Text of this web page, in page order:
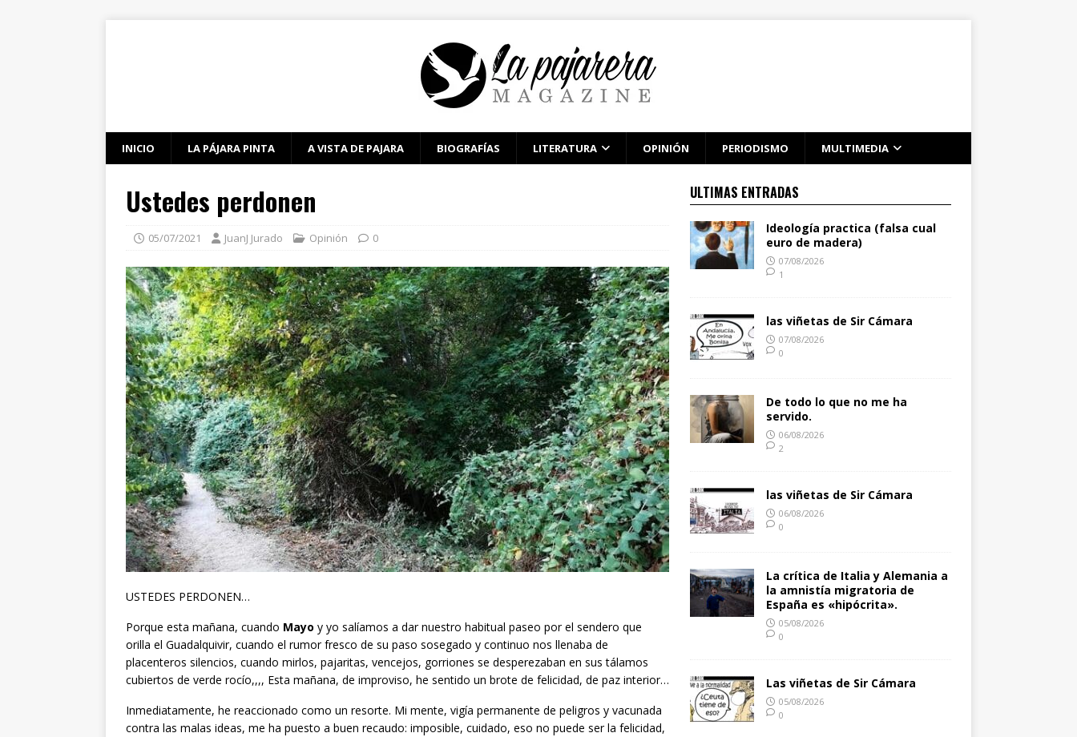
INICIO LA PÁJARA PINTA A VISTA DE PAJARA BIOGRAFÍAS LITERATURA OPINIÓN PERIODISMO MULTIMEDIA
Ustedes perdonen
05/07/2021 JuanJ Jurado Opinión 0
USTEDES PERDONEN…
Porque esta mañana, cuando Mayo y yo salíamos a dar nuestro habitual paseo por el sendero que
orilla el Guadalquivir, cuando el rumor fresco de su paso sosegado y continuo nos llenaba de
placenteros silencios, cuando mirlos, pajaritas, vencejos, gorriones se desperezaban en sus tálamos
cubiertos de verde rocío,,,, Esta mañana, de improviso, he sentido un brote de felicidad, de paz interior…
Inmediatamente, he reaccionado como un resorte. Mi mente, vigía permanente de peligros y vacunada
contra las malas ideas, me ha puesto a buen recaudo: imposible, cuidado, eso no puede ser la felicidad,
ULTIMAS ENTRADAS
Ideología practica (falsa cual
euro de madera)
07/08/2026
1
las viñetas de Sir Cámara
07/08/2026
0
De todo lo que no me ha
servido.
06/08/2026
2
las viñetas de Sir Cámara
06/08/2026
0
La crítica de Italia y Alemania a
la amnistía migratoria de
España es «hipócrita».
05/08/2026
0
Las viñetas de Sir Cámara
05/08/2026
0